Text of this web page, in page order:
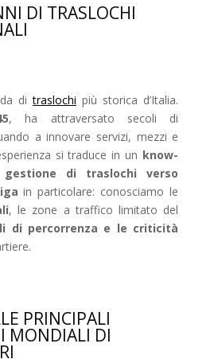
DI TRASLOCHI
ditraslochi più storica d’Italia.
, ha attraversato secoli di
a innovare servizi, mezzi e
si traduce in un know-
di traslochi verso
in particolare: conosciamo le
, le zone a traffico limitato del
di percorrenza e le criticità
PRINCIPALI
MONDIALI DI